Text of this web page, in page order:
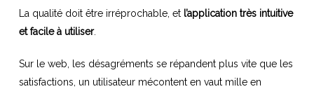
La qualité doit être irréprochable, et l’application très intuitive
et facile à utiliser.
Sur le web, les désagréments se répandent plus vite que les
satisfactions, un utilisateur mécontent en vaut mille en